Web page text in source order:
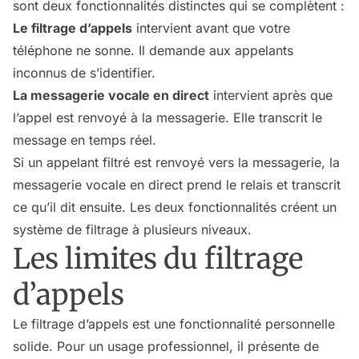
sont deux fonctionnalités distinctes qui se complètent :
Le filtrage d’appels intervient avant que votre
téléphone ne sonne. Il demande aux appelants
inconnus de s’identifier.
La messagerie vocale en direct intervient après que
l’appel est renvoyé à la messagerie. Elle transcrit le
message en temps réel.
Si un appelant filtré est renvoyé vers la messagerie, la
messagerie vocale en direct prend le relais et transcrit
ce qu’il dit ensuite. Les deux fonctionnalités créent un
système de filtrage à plusieurs niveaux.
Les limites du filtrage
d’appels
Le filtrage d’appels est une fonctionnalité personnelle
solide. Pour un usage professionnel, il présente de